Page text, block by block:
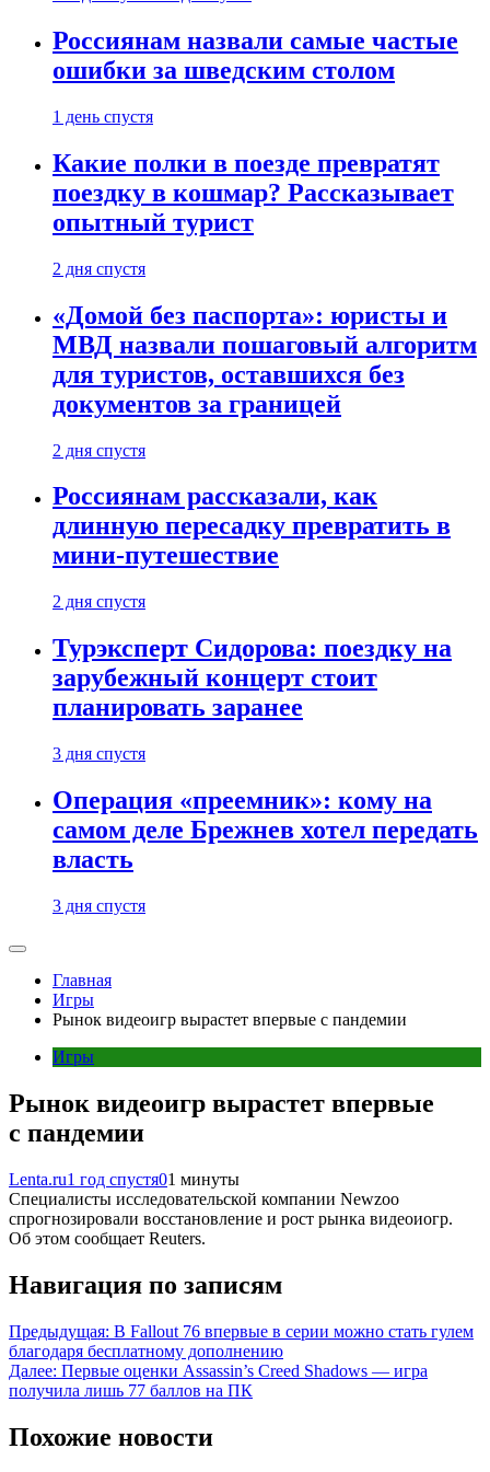
Россиянам назвали самые частые
ошибки за шведским столом
1 день спустя
Какие полки в поезде превратят
поездку в кошмар? Рассказывает
опытный турист
2 дня спустя
«Домой без паспорта»: юристы и
МВД назвали пошаговый алгоритм
для туристов, оставшихся без
документов за границей
2 дня спустя
Россиянам рассказали, как
длинную пересадку превратить в
мини-путешествие
2 дня спустя
Турэксперт Сидорова: поездку на
зарубежный концерт стоит
планировать заранее
3 дня спустя
Операция «преемник»: кому на
самом деле Брежнев хотел передать
власть
3 дня спустя
Главная
Игры
Рынок видеоигр вырастет впервые с пандемии
Игры
Рынок видеоигр вырастет впервые
с пандемии
Lenta.ru1 год спустя01 минуты
Специалисты исследовательской компании Newzoo
спрогнозировали восстановление и рост рынка видеоиогр.
Об этом сообщает Reuters.
Навигация по записям
Предыдущая: В Fallout 76 впервые в серии можно стать гулем
благодаря бесплатному дополнению
Далее: Первые оценки Assassin’s Creed Shadows — игра
получила лишь 77 баллов на ПК
Похожие новости